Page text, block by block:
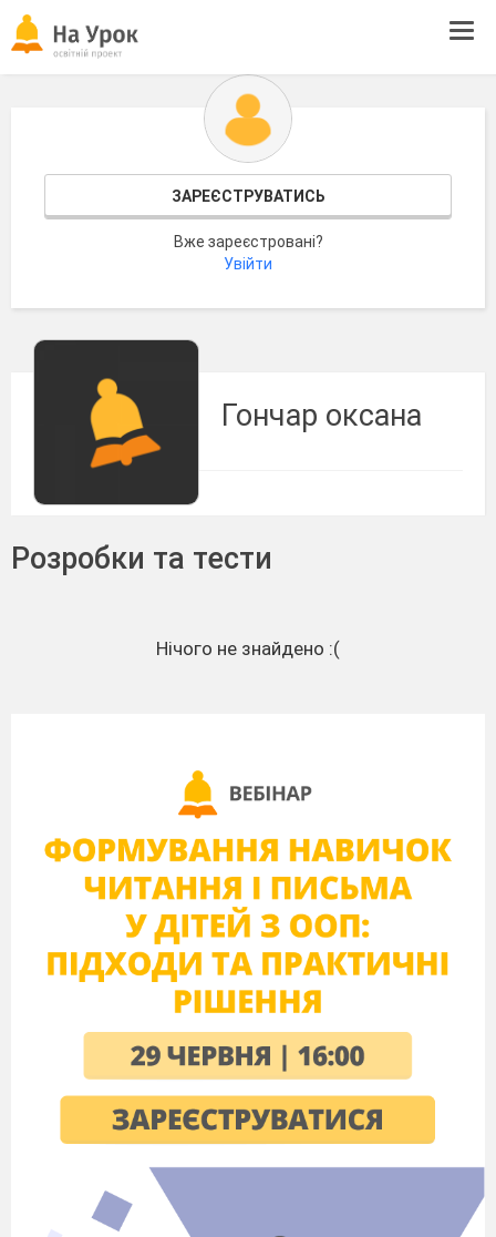
ЗАРЕЄСТРУВАТИСЬ
Вже зареєстровані?
Увійти
Гончар оксана
Розробки та тести
Нічого не знайдено :(